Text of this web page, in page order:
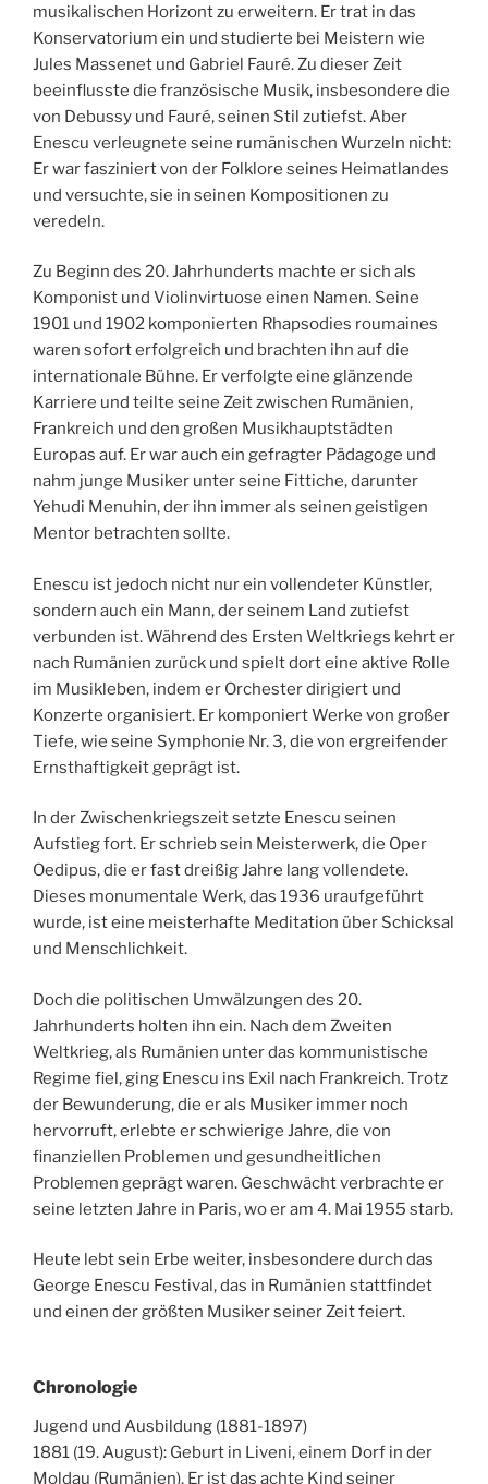
musikalischen Horizont zu erweitern. Er trat in das
Konservatorium ein und studierte bei Meistern wie
Jules Massenet und Gabriel Fauré. Zu dieser Zeit
beeinflusste die französische Musik, insbesondere die
von Debussy und Fauré, seinen Stil zutiefst. Aber
Enescu verleugnete seine rumänischen Wurzeln nicht:
Er war fasziniert von der Folklore seines Heimatlandes
und versuchte, sie in seinen Kompositionen zu
veredeln.
Zu Beginn des 20. Jahrhunderts machte er sich als
Komponist und Violinvirtuose einen Namen. Seine
1901 und 1902 komponierten Rhapsodies roumaines
waren sofort erfolgreich und brachten ihn auf die
internationale Bühne. Er verfolgte eine glänzende
Karriere und teilte seine Zeit zwischen Rumänien,
Frankreich und den großen Musikhauptstädten
Europas auf. Er war auch ein gefragter Pädagoge und
nahm junge Musiker unter seine Fittiche, darunter
Yehudi Menuhin, der ihn immer als seinen geistigen
Mentor betrachten sollte.
Enescu ist jedoch nicht nur ein vollendeter Künstler,
sondern auch ein Mann, der seinem Land zutiefst
verbunden ist. Während des Ersten Weltkriegs kehrt er
nach Rumänien zurück und spielt dort eine aktive Rolle
im Musikleben, indem er Orchester dirigiert und
Konzerte organisiert. Er komponiert Werke von großer
Tiefe, wie seine Symphonie Nr. 3, die von ergreifender
Ernsthaftigkeit geprägt ist.
In der Zwischenkriegszeit setzte Enescu seinen
Aufstieg fort. Er schrieb sein Meisterwerk, die Oper
Oedipus, die er fast dreißig Jahre lang vollendete.
Dieses monumentale Werk, das 1936 uraufgeführt
wurde, ist eine meisterhafte Meditation über Schicksal
und Menschlichkeit.
Doch die politischen Umwälzungen des 20.
Jahrhunderts holten ihn ein. Nach dem Zweiten
Weltkrieg, als Rumänien unter das kommunistische
Regime fiel, ging Enescu ins Exil nach Frankreich. Trotz
der Bewunderung, die er als Musiker immer noch
hervorruft, erlebte er schwierige Jahre, die von
finanziellen Problemen und gesundheitlichen
Problemen geprägt waren. Geschwächt verbrachte er
seine letzten Jahre in Paris, wo er am 4. Mai 1955 starb.
Heute lebt sein Erbe weiter, insbesondere durch das
George Enescu Festival, das in Rumänien stattfindet
und einen der größten Musiker seiner Zeit feiert.
Chronologie
Jugend und Ausbildung (1881-1897)
1881 (19. August): Geburt in Liveni, einem Dorf in der
Moldau (Rumänien). Er ist das achte Kind seiner